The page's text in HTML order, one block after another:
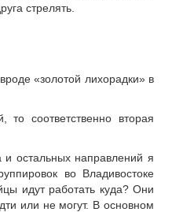
стрелять.
«золотой лихорадки» в
соответственно вторая
и остальных направлений я
во Владивостоке
идут работать куда? Они
или не могут. В основном